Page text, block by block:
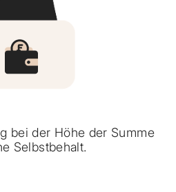
bei der Höhe der Summe
Selbstbehalt.